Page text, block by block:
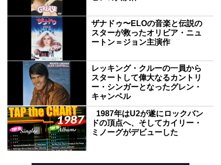
ザナドゥ〜ELOの音楽と伝説の
スターが救ったオリビア・ニュ
ートン＝ジョン主演作
レッキング・クルーの一員から
スタートして偉大なるカントリ
ー・シンガーとなったグレン・
キャンベル
1987年はU2が遂にロックバン
ドの頂点へ、そしてカイリー・
ミノーグがデビューした